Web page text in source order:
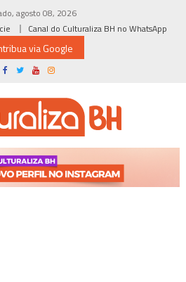
agosto 08, 2026
Canal do Culturaliza BH no WhatsApp
via Google